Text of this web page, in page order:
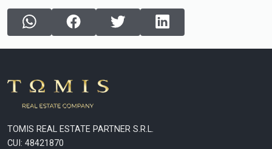
TOMIS REAL ESTATE PARTNER S.R.L.
CUI: 48421870